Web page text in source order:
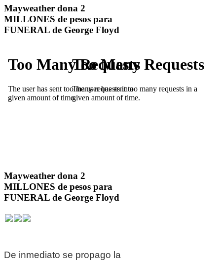
Mayweather dona 2
MILLONES de pesos para
FUNERAL de George Floyd
Mayweather dona 2
MILLONES de pesos para
FUNERAL de George Floyd
De inmediato se propago la